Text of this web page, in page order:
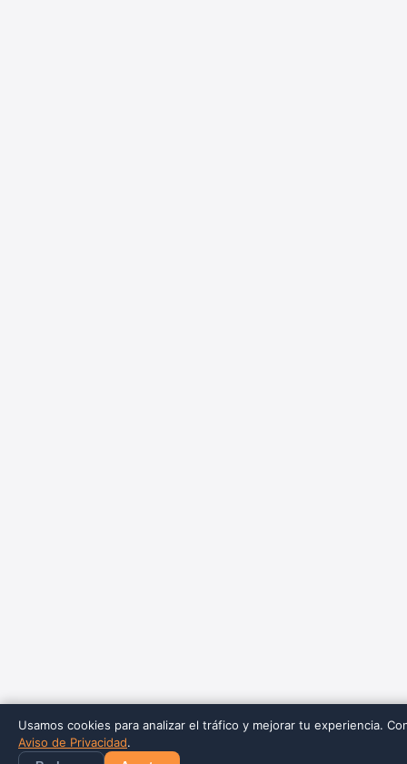
Usamos cookies para analizar el tráfico y mejorar tu experiencia.
Aviso de Privacidad.